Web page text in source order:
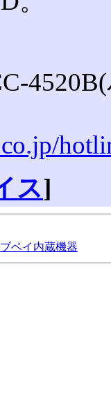
ス]
ベイ内蔵機器